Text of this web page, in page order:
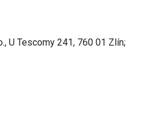
U Tescomy 241, 760 01 Zlín;